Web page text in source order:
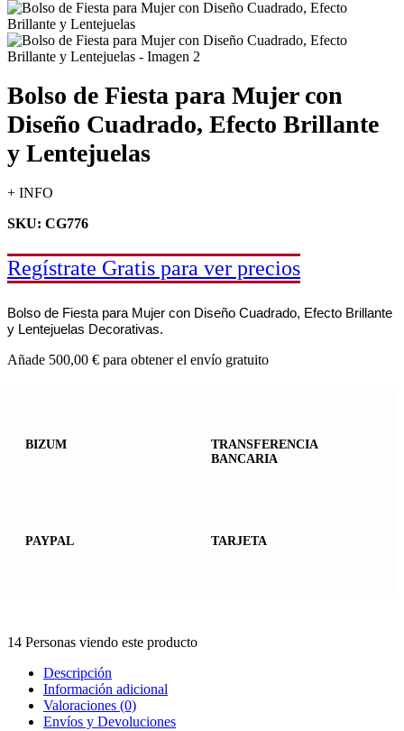
Bolso de Fiesta para Mujer con
Diseño Cuadrado, Efecto Brillante
y Lentejuelas
+ INFO
SKU: CG776
Regístrate Gratis para ver precios
Bolso de Fiesta para Mujer con Diseño Cuadrado, Efecto Brillante
y Lentejuelas Decorativas.
Añade 500,00 € para obtener el envío gratuito
BIZUM
TRANSFERENCIA
BANCARIA
PAYPAL TARJETA
14 Personas viendo este producto
Descripción
Información adicional
Valoraciones (0)
Envíos y Devoluciones